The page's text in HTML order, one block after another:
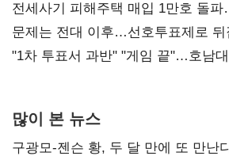
재건"
전세사기 피해주택 매입 1만호 돌
4만278명
문제는 전대 이후…선호투표제로 뒤
불복'
"1차 투표서 과반" "게임 끝"…호남
많이 본 뉴스
구광모-젠슨 황, 두 달 만에 또 만난